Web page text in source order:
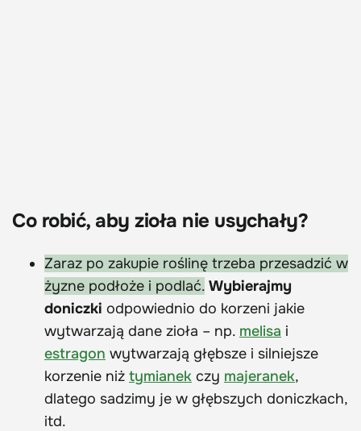
Co robić, aby zioła nie usychały?
Zaraz po zakupie roślinę trzeba przesadzić w
żyzne podłoże i podlać. Wybierajmy
doniczki odpowiednio do korzeni jakie
wytwarzają dane zioła – np. melisa i
estragon wytwarzają głębsze i silniejsze
korzenie niż tymianek czy majeranek,
dlatego sadzimy je w głębszych doniczkach,
itd.